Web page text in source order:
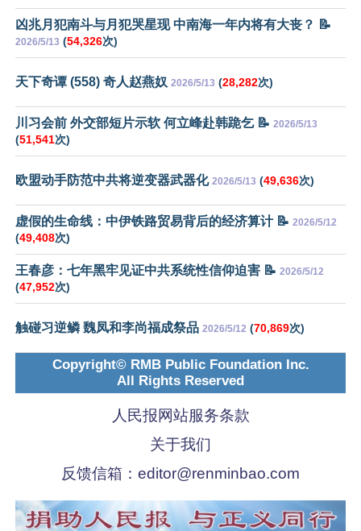
凶兆月犯南斗与月犯哭星现 中南海一年内将有大丧？ 📝
2026/5/13 (54,326次)
天下奇谭 (558) 奇人赵燕奴 2026/5/13 (28,282次)
川习会前 外交部短片示软 何立峰赴韩跪乞 📝 2026/5/13
(51,541次)
欧盟动手防范中共将逆变器武器化 2026/5/13 (49,636次)
虚假的生命线：中伊铁路贸易背后的经济算计 📝 2026/5/12
(49,408次)
王春彦：七年黑牢见证中共系统性信仰迫害 📝 2026/5/12
(47,952次)
触碰习逆鳞 魏凤和李尚福成祭品 2026/5/12 (70,869次)
Copyright© RMB Public Foundation Inc.
All Rights Reserved
人民报网站服务条款
关于我们
反馈信箱： editor@renminbao.com